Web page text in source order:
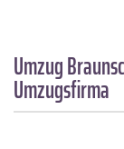
Umzug
Umzugsfirma